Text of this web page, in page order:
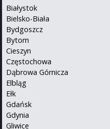
Białystok
Bielsko-Biała
Bydgoszcz
Bytom
Cieszyn
Częstochowa
Dąbrowa Górnicza
Elbląg
Ełk
Gdańsk
Gdynia
Gliwice